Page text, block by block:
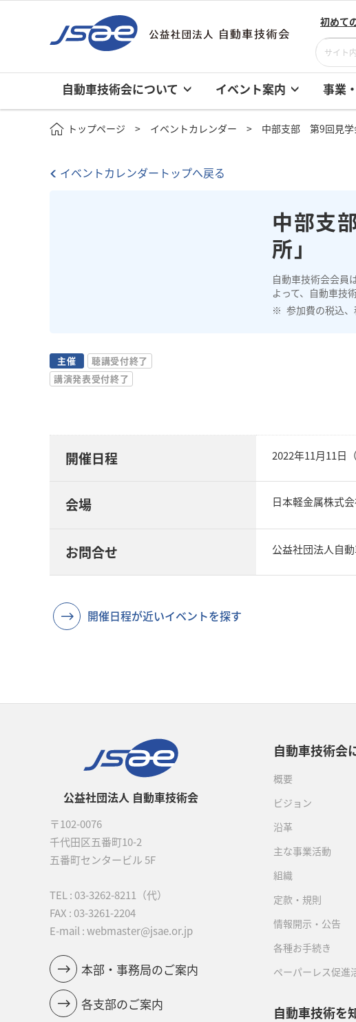
初めて
自動車技術会について イベント案内 事業
トップページ イベントカレンダー 中部支部 第9回見学
イベントカレンダートップへ戻る
中部支
所」
自動車技術会会員
よって、自動車技
参加費の税込、
主催
聴講受付終了
講演発表受付終了
開催日程 2022年11月11日
会場 日本軽金属株式
お問合せ 公益社団法人自
開催日程が近いイベントを探す
公益社団法人 自動車技術会
〒102-0076
千代田区五番町10-2
五番町センタービル 5F
TEL : 03-3262-8211
（代）
FAX : 03-3261-2204
E-mail : webmaster@jsae.or.jp
本部・事務局のご案内
各支部のご案内
自動車技術会
概要
ビジョン
沿革
主な事業活動
組織
定款・規則
情報開示・公告
各種お手続き
ペーパーレス促進
自動車技術を